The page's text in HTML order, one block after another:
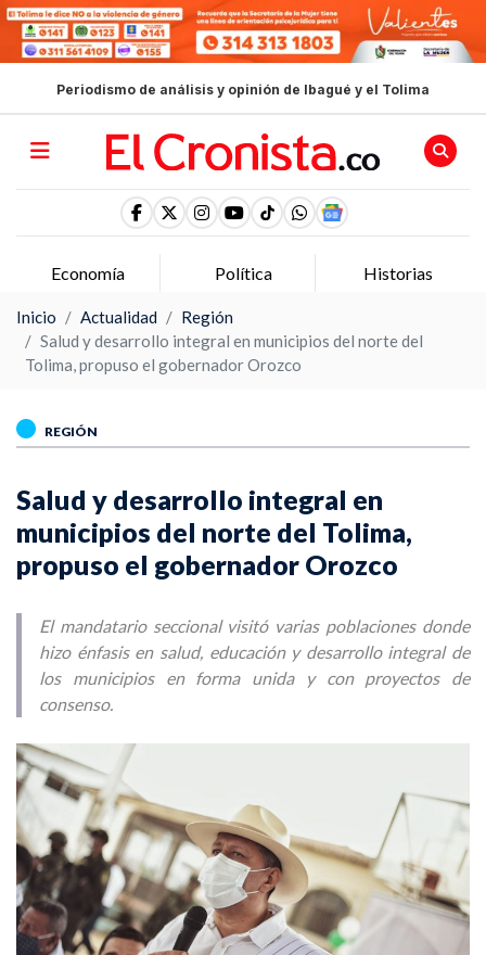
Periodismo de análisis y opinión de Ibagué y el Tolima
Economía Política Historias
Inicio Actualidad
Región
Salud y desarrollo integral en municipios del norte del
Tolima, propuso el gobernador Orozco
REGIÓN
Salud y desarrollo integral en
municipios del norte del Tolima,
propuso el gobernador Orozco
El mandatario seccional visitó varias poblaciones donde
hizo énfasis en salud, educación y desarrollo integral de
los municipios en forma unida y con proyectos de
consenso.